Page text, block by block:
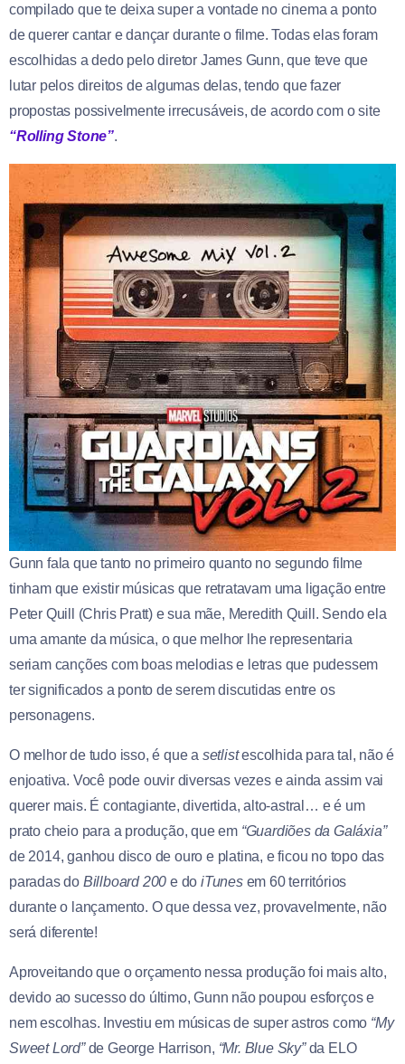
compilado que te deixa super a vontade no cinema a ponto
de querer cantar e dançar durante o filme. Todas elas foram
escolhidas a dedo pelo diretor James Gunn, que teve que
lutar pelos direitos de algumas delas, tendo que fazer
propostas possivelmente irrecusáveis, de acordo com o site
“Rolling Stone”.
Gunn fala que tanto no primeiro quanto no segundo filme
tinham que existir músicas que retratavam uma ligação entre
Peter Quill (Chris Pratt) e sua mãe, Meredith Quill. Sendo ela
uma amante da música, o que melhor lhe representaria
seriam canções com boas melodias e letras que pudessem
ter significados a ponto de serem discutidas entre os
personagens.
O melhor de tudo isso, é que a setlistescolhida para tal, não é
enjoativa. Você pode ouvir diversas vezes e ainda assim vai
querer mais. É contagiante, divertida, alto-astral… e é um
prato cheio para a produção, que em “Guardiões da Galáxia”
de 2014, ganhou disco de ouro e platina, e ficou no topo das
paradas do Billboard 200 e doiTunesem 60 territórios
durante o lançamento. O que dessa vez, provavelmente, não
será diferente!
Aproveitando que o orçamento nessa produção foi mais alto,
devido ao sucesso do último, Gunn não poupou esforços e
nem escolhas. Investiu em músicas de super astros como “My
Sweet Lord”de George Harrison, “Mr. Blue Sky”da ELO